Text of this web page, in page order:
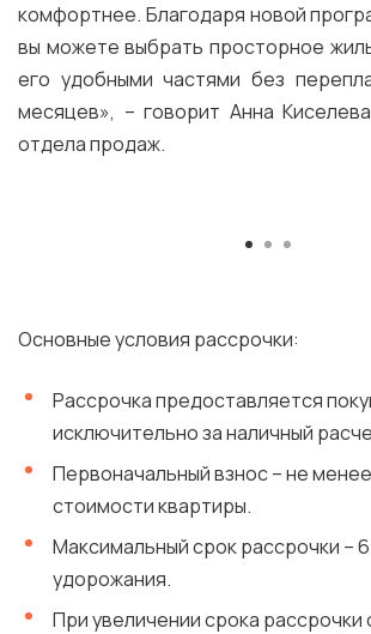
комфортнее. Благодаря новой
вы можете выбрать просторное
его удобными частями без
месяцев», – говорит Анна
отдела продаж.
Основные условия рассрочки:
Рассрочка предоставляется
исключительно за наличный
Первоначальный взнос – не
стоимости квартиры.
Максимальный срок рассрочки –
удорожания.
При увеличении срока рассрочки